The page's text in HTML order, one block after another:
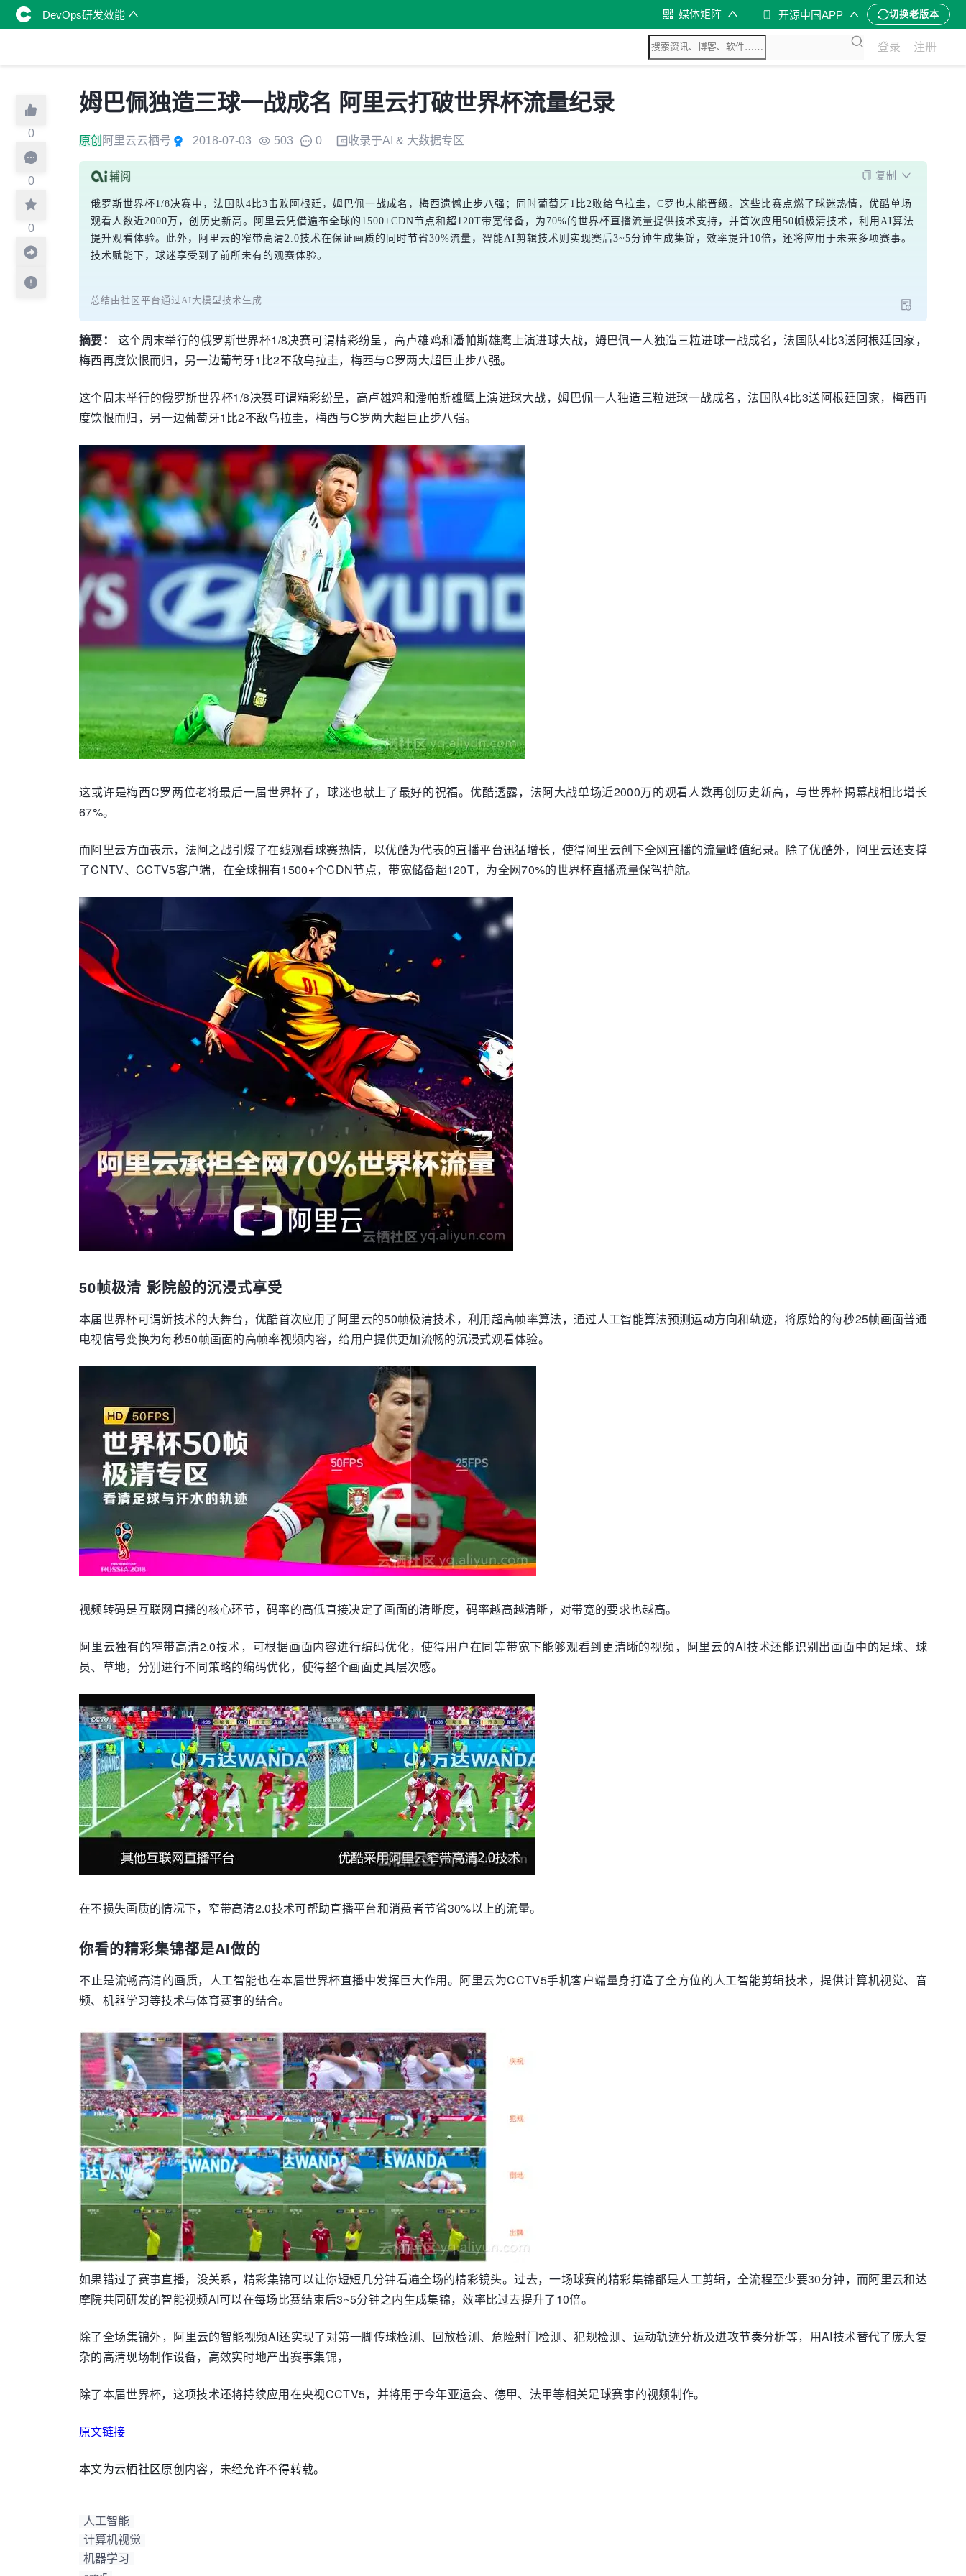
DevOps研发效能 媒体矩阵 开源中国APP 切换老版本
登录 注册
0
0
0
姆巴佩独造三球一战成名 阿里云打破世界杯流量纪录
原创 阿里云云栖号 2018-07-03 503 0 收录于AI & 大数据专区
复制
俄罗斯世界杯1/8决赛中，法国队4比3击败阿根廷，姆巴佩一战成名，梅西遗憾止步八强；同时葡萄牙1比2败给乌拉圭，C罗也未能晋级。这些比赛点燃了球迷热情，优酷单场
观看人数近2000万，创历史新高。阿里云凭借遍布全球的1500+CDN节点和超120T带宽储备，为70%的世界杯直播流量提供技术支持，并首次应用50帧极清技术，利用AI算法
提升观看体验。此外，阿里云的窄带高清2.0技术在保证画质的同时节省30%流量，智能AI剪辑技术则实现赛后3~5分钟生成集锦，效率提升10倍，还将应用于未来多项赛事。
技术赋能下，球迷享受到了前所未有的观赛体验。
总结由社区平台通过AI大模型技术生成
摘要：
这个周末举行的俄罗斯世界杯1/8决赛可谓精彩纷呈，高卢雄鸡和潘帕斯雄鹰上演进球大战，姆巴佩一人独造三粒进球一战成名，法国队4比3送阿根廷回家，
梅西再度饮恨而归，另一边葡萄牙1比2不敌乌拉圭，梅西与C罗两大超巨止步八强。
这个周末举行的俄罗斯世界杯1/8决赛可谓精彩纷呈，高卢雄鸡和潘帕斯雄鹰上演进球大战，姆巴佩一人独造三粒进球一战成名，法国队4比3送阿根廷回家，梅西再
度饮恨而归，另一边葡萄牙1比2不敌乌拉圭，梅西与C罗两大超巨止步八强。
这或许是梅西C罗两位老将最后一届世界杯了，球迷也献上了最好的祝福。优酷透露，法阿大战单场近2000万的观看人数再创历史新高，与世界杯揭幕战相比增长
67%。
而阿里云方面表示，法阿之战引爆了在线观看球赛热情，以优酷为代表的直播平台迅猛增长，使得阿里云创下全网直播的流量峰值纪录。除了优酷外，阿里云还支撑
了CNTV、CCTV5客户端，在全球拥有1500+个CDN节点，带宽储备超120T，为全网70%的世界杯直播流量保驾护航。
50帧极清 影院般的沉浸式享受
本届世界杯可谓新技术的大舞台，优酷首次应用了阿里云的50帧极清技术，利用超高帧率算法，通过人工智能算法预测运动方向和轨迹，将原始的每秒25帧画面普通
电视信号变换为每秒50帧画面的高帧率视频内容，给用户提供更加流畅的沉浸式观看体验。
视频转码是互联网直播的核心环节，码率的高低直接决定了画面的清晰度，码率越高越清晰，对带宽的要求也越高。
阿里云独有的窄带高清2.0技术，可根据画面内容进行编码优化，使得用户在同等带宽下能够观看到更清晰的视频，阿里云的AI技术还能识别出画面中的足球、球
员、草地，分别进行不同策略的编码优化，使得整个画面更具层次感。
在不损失画质的情况下，窄带高清2.0技术可帮助直播平台和消费者节省30%以上的流量。
你看的精彩集锦都是AI做的
不止是流畅高清的画质，人工智能也在本届世界杯直播中发挥巨大作用。阿里云为CCTV5手机客户端量身打造了全方位的人工智能剪辑技术，提供计算机视觉、音
频、机器学习等技术与体育赛事的结合。
如果错过了赛事直播，没关系，精彩集锦可以让你短短几分钟看遍全场的精彩镜头。过去，一场球赛的精彩集锦都是人工剪辑，全流程至少要30分钟，而阿里云和达
摩院共同研发的智能视频AI可以在每场比赛结束后3~5分钟之内生成集锦，效率比过去提升了10倍。
除了全场集锦外，阿里云的智能视频AI还实现了对第一脚传球检测、回放检测、危险射门检测、犯规检测、运动轨迹分析及进攻节奏分析等，用AI技术替代了庞大复
杂的高清现场制作设备，高效实时地产出赛事集锦，
除了本届世界杯，这项技术还将持续应用在央视CCTV5，并将用于今年亚运会、德甲、法甲等相关足球赛事的视频制作。
原文链接
本文为云栖社区原创内容，未经允许不得转载。
人工智能
计算机视觉
机器学习